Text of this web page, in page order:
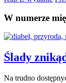
W numerze
Ślady znikąd
Na trudno